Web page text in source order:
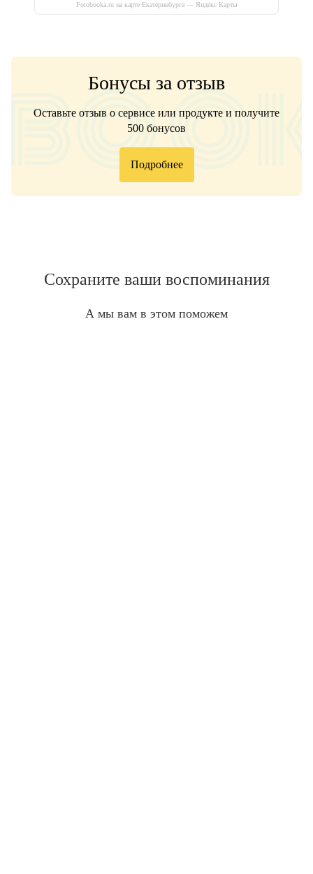
Fotobooka.ru на карте Екатеринбурга — Яндекс Карты
Бонусы за отзыв
Оставьте отзыв о сервисе или продукте и получите
500 бонусов
Подробнее
Сохраните ваши воспоминания
А мы вам в этом поможем